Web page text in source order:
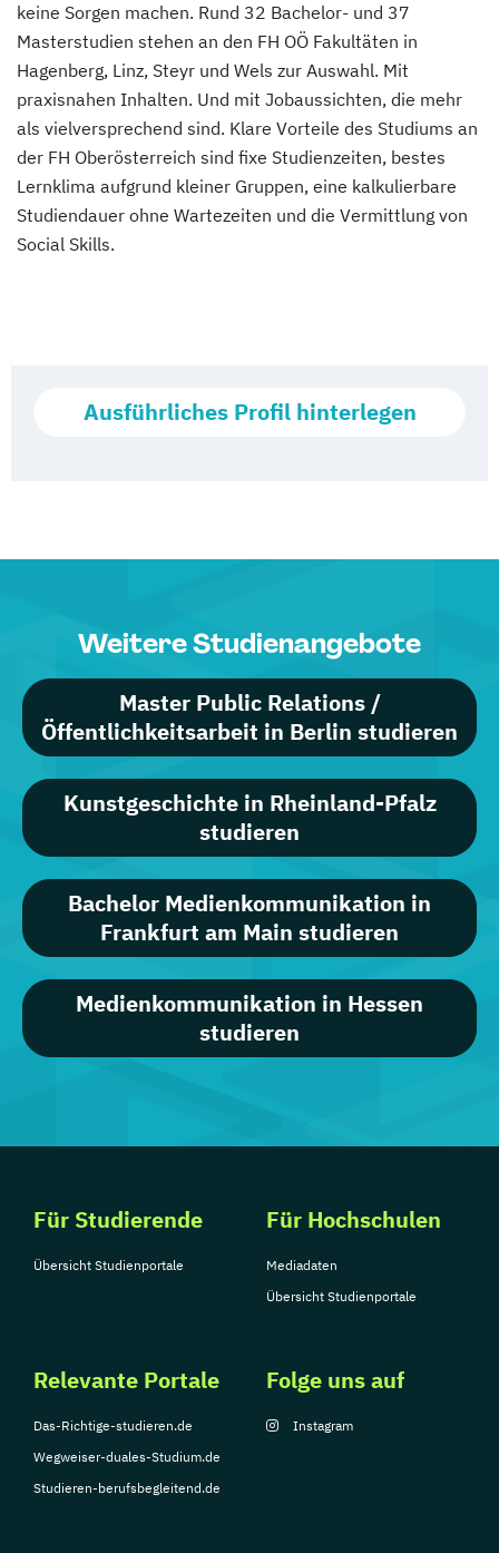
keine Sorgen machen. Rund 32 Bachelor- und 37
Masterstudien stehen an den FH OÖ Fakultäten in
Hagenberg, Linz, Steyr und Wels zur Auswahl. Mit
praxisnahen Inhalten. Und mit Jobaussichten, die mehr
als vielversprechend sind. Klare Vorteile des Studiums an
der FH Oberösterreich sind fixe Studienzeiten, bestes
Lernklima aufgrund kleiner Gruppen, eine kalkulierbare
Studiendauer ohne Wartezeiten und die Vermittlung von
Social Skills.
Ausführliches Profil hinterlegen
Weitere Studienangebote
Master Public Relations /
Öffentlichkeitsarbeit in Berlin studieren
Kunstgeschichte in Rheinland-Pfalz
studieren
Bachelor Medienkommunikation in
Frankfurt am Main studieren
Medienkommunikation in Hessen
studieren
Für Studierende
Übersicht Studienportale
Für Hochschulen
Mediadaten
Übersicht Studienportale
Relevante Portale
Das-Richtige-studieren.de
Wegweiser-duales-Studium.de
Studieren-berufsbegleitend.de
Folge uns auf
Instagram